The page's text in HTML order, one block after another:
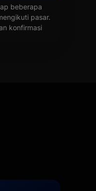
beberapa
pasar.
konfirmasi